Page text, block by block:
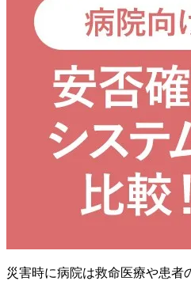
災害時に病院は救命医療や患者